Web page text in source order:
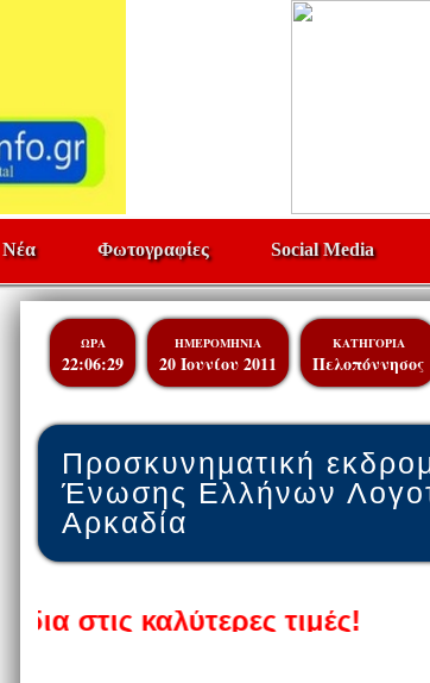
Νέα Φωτογραφίες Social Media
ΩΡΑ
22:06:29
ΗΜΕΡΟΜΗΝΙΑ
20 Ιουνίου 2011
ΚΑΤΗΓΟΡΙΑ
Πελοπόννησος
Προσκυνηματική
Ένωσης Ελλήνων
Αρκαδία
καλύτερες τιμές!